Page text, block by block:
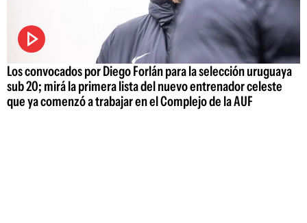
Los convocados por Diego Forlán para la selección uruguaya
sub 20; mirá la primera lista del nuevo entrenador celeste
que ya comenzó a trabajar en el Complejo de la AUF